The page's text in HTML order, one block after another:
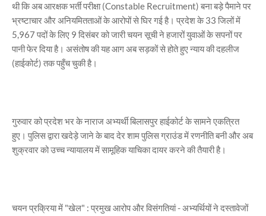
थी कि अब आरक्षक भर्ती परीक्षा (Constable Recruitment) बना बड़े पैमाने पर
भ्रष्टाचार और अनियमितताओं के आरोपों से घिर गई है। प्रदेश के 33 जिलों में
5,967 पदों के लिए 9 दिसंबर को जारी चयन सूची ने हजारों युवाओं के सपनों पर
पानी फेर दिया है। असंतोष की यह आग अब सड़कों से होते हुए न्याय की दहलीज
(हाईकोर्ट) तक पहुँच चुकी है।
गुरुवार को प्रदेश भर के नाराज अभ्यर्थी बिलासपुर हाईकोर्ट के सामने एकत्रित
हुए। पुलिस द्वारा खदेड़े जाने के बाद देर शाम पुलिस ग्राउंड में रणनीति बनी और अब
शुक्रवार को उच्च न्यायालय में सामूहिक याचिका दायर करने की तैयारी है।
चयन प्रक्रिया में "खेल" : प्रमुख आरोप और विसंगतियां - अभ्यर्थियों ने दस्तावेजों